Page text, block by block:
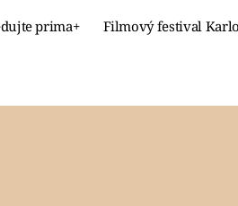
prima+ Filmový festival